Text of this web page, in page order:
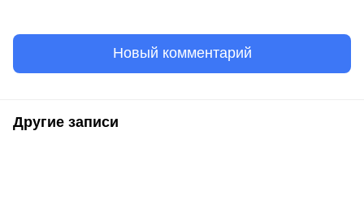
Новый комментарий
Другие записи